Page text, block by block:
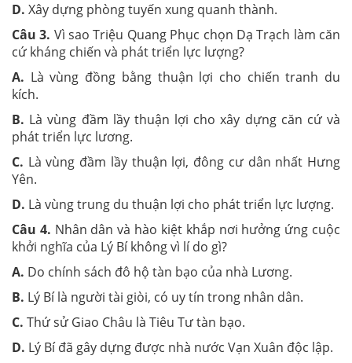
D. Xây dựng phòng tuyến xung quanh thành.
Câu 3. Vì sao Triệu Quang Phục chọn Dạ Trạch làm căn
cứ kháng chiến và phát triển lực lượng?
A. Là vùng đồng bằng thuận lợi cho chiến tranh du
kích.
B. Là vùng đầm lầy thuận lợi cho xây dựng căn cứ và
phát triển lực lương.
C. Là vùng đầm lầy thuận lợi, đông cư dân nhất Hưng
Yên.
D. Là vùng trung du thuận lợi cho phát triển lực lượng.
Câu 4. Nhân dân và hào kiệt khắp nơi hưởng ứng cuộc
khởi nghĩa của Lý Bí không vì lí do gì?
A. Do chính sách đô hộ tàn bạo của nhà Lương.
B. Lý Bí là người tài giòi, có uy tín trong nhân dân.
C. Thứ sử Giao Châu là Tiêu Tư tàn bạo.
D. Lý Bí đã gây dựng được nhà nước Vạn Xuân độc lập.